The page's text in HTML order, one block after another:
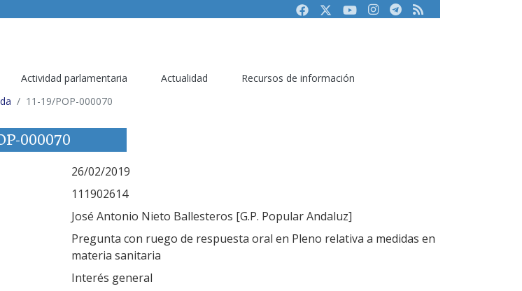
FacebookTwitterYoutubeInstagram
Telegram
RSS
Actividad parlamentaria Actualidad
Recursos de información
11-19/POP-000070
000070
26/02/2019
111902614
José Antonio Nieto Ballesteros [G.P. Popular Andaluz]
Pregunta con ruego de respuesta oral en Pleno relativa a medidas en
materia sanitaria
Interés general